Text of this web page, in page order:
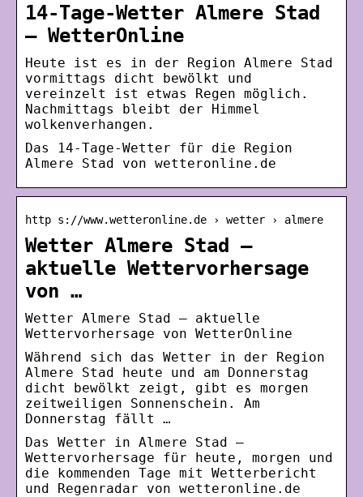
14-Tage-Wetter Almere Stad
– WetterOnline
Heute ist es in der Region Almere Stad
vormittags dicht bewölkt und
vereinzelt ist etwas Regen möglich.
Nachmittags bleibt der Himmel
wolkenverhangen.
Das 14-Tage-Wetter für die Region
Almere Stad von wetteronline.de
http s://www.wetteronline.de › wetter › almere
Wetter Almere Stad –
aktuelle Wettervorhersage
von …
Wetter Almere Stad – aktuelle
Wettervorhersage von WetterOnline
Während sich das Wetter in der Region
Almere Stad heute und am Donnerstag
dicht bewölkt zeigt, gibt es morgen
zeitweiligen Sonnenschein. Am
Donnerstag fällt …
Das Wetter in Almere Stad –
Wettervorhersage für heute, morgen und
die kommenden Tage mit Wetterbericht
und Regenradar von wetteronline.de